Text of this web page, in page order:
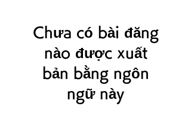
Chưa có bài đăng
nào được xuất
bản bằng ngôn
ngữ này